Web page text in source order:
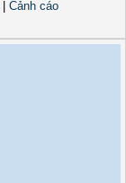
Cảnh cáo